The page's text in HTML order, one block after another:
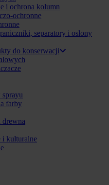
i ochrona kolumn
ochronne
separatory i osłony
do konserwacji
sprayu
farby
drewna
i kulturalne